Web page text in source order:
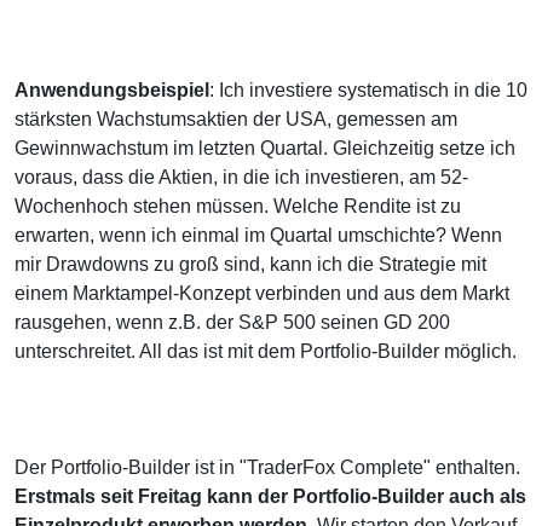
Anwendungsbeispiel : Ich investiere systematisch in die 10
stärksten Wachstumsaktien der USA, gemessen am
Gewinnwachstum im letzten Quartal. Gleichzeitig setze ich
voraus, dass die Aktien, in die ich investieren, am 52-
Wochenhoch stehen müssen. Welche Rendite ist zu
erwarten, wenn ich einmal im Quartal umschichte? Wenn
mir Drawdowns zu groß sind, kann ich die Strategie mit
einem Marktampel-Konzept verbinden und aus dem Markt
rausgehen, wenn z.B. der S&P 500 seinen GD 200
unterschreitet. All das ist mit dem Portfolio-Builder möglich.
Der Portfolio-Builder ist in "TraderFox Complete" enthalten.
Erstmals seit Freitag kann der Portfolio-Builder auch als